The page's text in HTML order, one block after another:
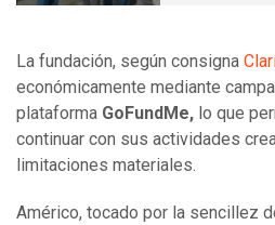
La fundación, según consigna
económicamente mediante
plataforma GoFundMe, lo que
continuar con sus actividades
limitaciones materiales.
Américo, tocado por la sencillez